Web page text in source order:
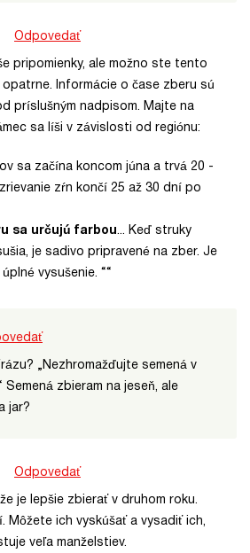
Odpovedať
pripomienky, ale možno ste tento
Informácie o čase zberu sú
príslušným nadpisom. Majte na
sa líši v závislosti od regiónu:
sa začína koncom júna a trvá 20 -
zŕn končí 25 až 30 dní po
sa určujú farbou ... Keď struky
je sadivo pripravené na zber. Je
vysušenie. ““
„Nezhromažďujte semená v
Semená zbieram na jeseň, ale
jar?
Odpovedať
je lepšie zbierať v druhom roku.
Môžete ich vyskúšať a vysadiť ich,
veľa manželstiev.